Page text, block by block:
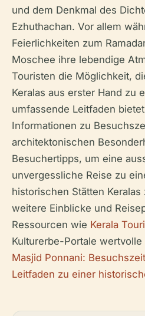
und dem Denkmal des
Ezhuthachan. Vor allem
Feierlichkeiten zum
Moschee ihre lebendige
Touristen die Möglichkeit,
Keralas aus erster Hand zu
umfassende Leitfaden
Informationen zu
architektonischen
Besuchertipps, um eine
unvergessliche Reise zu
historischen Stätten
weitere Einblicke und
Ressourcen wie Kerala
Kulturerbe-Portale
Masjid Ponnani:
Leitfaden zu einer